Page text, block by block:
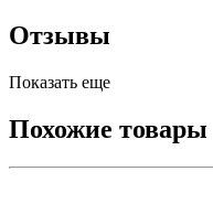
Отзывы
Показать еще
Похожие товары